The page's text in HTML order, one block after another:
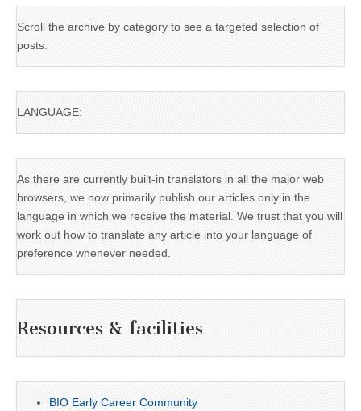
Scroll the archive by category to see a targeted selection of
posts.
LANGUAGE:
As there are currently built-in translators in all the major web
browsers, we now primarily publish our articles only in the
language in which we receive the material. We trust that you will
work out how to translate any article into your language of
preference whenever needed.
Resources & facilities
BIO Early Career Community